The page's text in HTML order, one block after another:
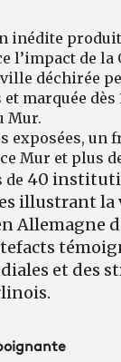
inédite
l’impact de la
déchirée
marquée dès
Mur.
exposées, un
Mur et plus
de 40
illustrant la
Allemagne
et des